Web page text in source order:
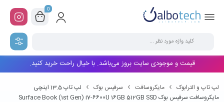
0
قیمت و موجودی سایت بروز می‌باشد. با خیال راحت خرید کنید.
لپ تاپ و الترابوک مایکروسافت سرفیس بوک
لپ تاپ 13.5 اینچی
مایکروسافت سرفیس بوک Surface Book (1st Gen) i7-6600U 16GB 512GB SSD